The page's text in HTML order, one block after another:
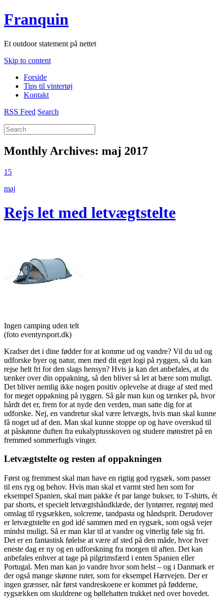
Franquin
Et outdoor statement på nettet
Skip to content
Forside
Tips til vintertøj
Kontakt
RSS Feed Search
Monthly Archives: maj 2017
15
maj
Rejs let med letvægtstelte
Ingen camping uden telt
(foto eventyrsport.dk)
Kradser det i dine fødder for at komme ud og vandre? Vil du ud og
udforske byer og natur, men med dit eget logi på ryggen, så du kan
rejse helt fri for den slags hensyn? Hvis ja kan det anbefales, at du
tænker over din oppakning, så den bliver så let at bære som muligt.
Det bliver nemlig ikke nogen positiv oplevelse at drage af sted med
for meget oppakning på ryggen. Så går man kun og tænker på, hvor
hårdt det er, frem for at nyde den verden, man satte dig for at
udforske. Nej, en vandretur skal være letvægts, hvis man skal kunne
få noget ud af den. Man skal kunne stoppe op og have overskud til
at påskønne duften fra eukalyptusskoven og studere mønstret på en
fremmed sommerfugls vinger.
Letvægtstelte og resten af oppakningen
Først og fremmest skal man have en rigtig god rygsæk, som passer
til ens ryg og behov. Hvis man skal et varmt sted hen som for
eksempel Spanien, skal man pakke ét par lange bukser, to T-shirts, ét
par shorts, et specielt letvægtshåndklæde, der lyntørrer, regntøj med
omslag til rygsækken, solcreme, tandpasta og håndsprit. Derudover
er letvægtstelte en god idé sammen med en rygsæk, som også vejer
mindst muligt. Så er man klar til at vandre og vitterlig føle sig fri.
Det er en fantastisk følelse at være af sted på den måde, hvor hver
eneste dag er ny og en udforskning fra morgen til aften. Det kan
anbefales enhver at tage på pilgrimsfærd i enten Spanien eller
Portugal. Men man kan jo vandre hvor som helst – og i Danmark er
der også mange skønne ruter, som for eksempel Hærvejen. Der er
ingen grænser, når først vandreskoene er kommet på fødderne,
rygsækken om skuldrene og bøllehatten trukket ned over hovedet.